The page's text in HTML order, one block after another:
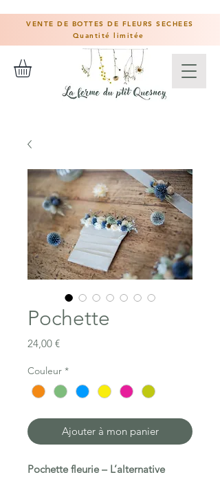
VENTE DE BOTTES DE FLEURS SECHEES
Quantité limitée
Pochette
24,00 €Prix
Couleur *
Ajouter à mon panier
Pochette fleurie – L’alternative